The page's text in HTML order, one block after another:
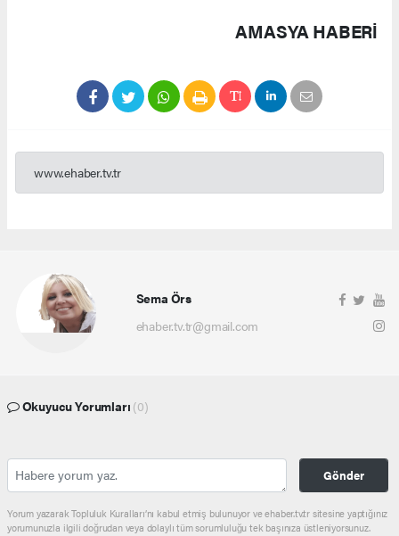
AMASYA HABERİ
www.ehaber.tv.tr
Sema Örs
ehaber.tv.tr@gmail.com
Okuyucu Yorumları (0)
Gönder
Yorum yazarak Topluluk Kuralları’nı kabul etmiş bulunuyor ve ehaber.tv.tr sitesine yaptığınız
yorumunuzla ilgili doğrudan veya dolaylı tüm sorumluluğu tek başınıza üstleniyorsunuz.